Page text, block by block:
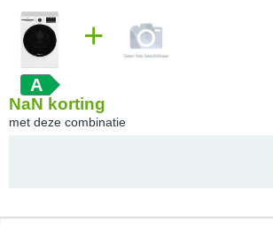
A
+
NaN korting
met deze combinatie